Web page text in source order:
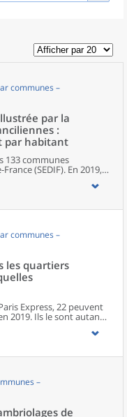
communes –
par la
:
par habitant
133 communes
(SEDIF). En 2019,
par jour et par
au sein du territoire
est plus élevée
en revanche inférieure
(88 litres).
communes –
les quartiers
Express, 22 peuvent
2019. Ils le sont autant,
modestes, à
élevés. Enfin, 25
ni parmi les plus
10 quartiers, très
2010 et 2019, les
gare sont diverses. La
–
de